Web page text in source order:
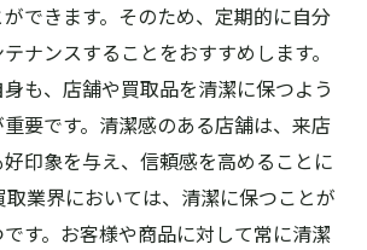
できます。そのため、定期的に自分
ナンスすることをおすすめします。
も、店舗や買取品を清潔に保つよう
要です。清潔感のある店舗は、来店
印象を与え、信頼感を高めることに
取業界においては、清潔に保つことが
す。お客様や商品に対して常に清潔